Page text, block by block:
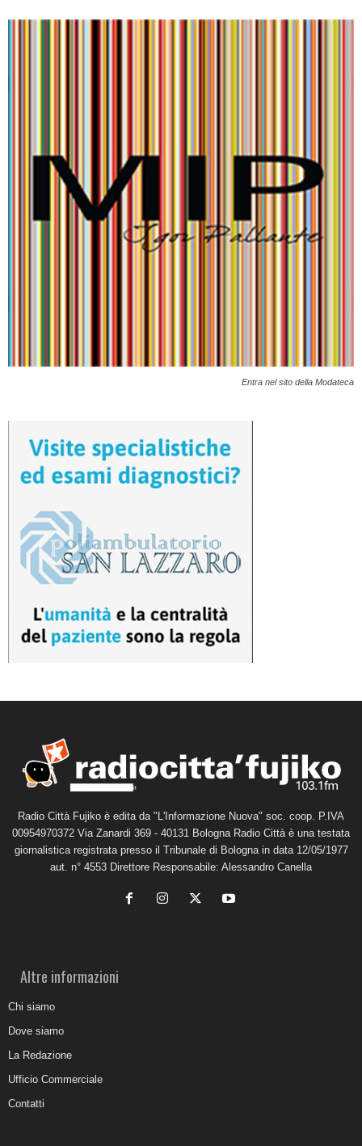
Entra nel sito della Modateca
Radio Città Fujiko è edita da "L'Informazione Nuova" soc. coop. P.IVA
00954970372 Via Zanardi 369 - 40131 Bologna Radio Città è una testata
giornalistica registrata presso il Tribunale di Bologna in data 12/05/1977
aut. n° 4553 Direttore Responsabile: Alessandro Canella
Altre informazioni
Chi siamo
Dove siamo
La Redazione
Ufficio Commerciale
Contatti